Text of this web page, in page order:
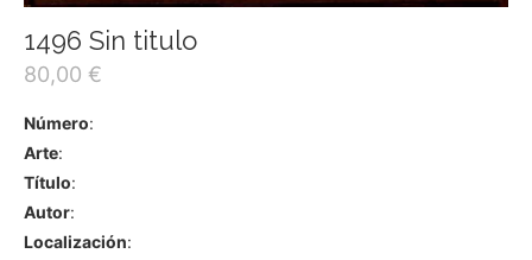
1496 Sin titulo
80,00 €
Número:
Arte:
Título:
Autor:
Localización: